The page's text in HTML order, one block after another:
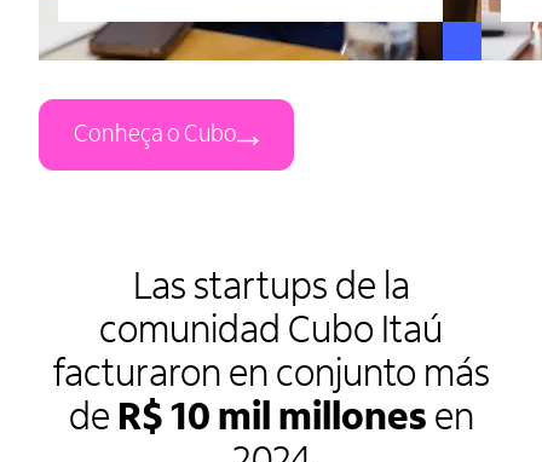
Conheça o Cubo
Las startups de la
comunidad Cubo Itaú
facturaron en conjunto más
de R$ 10 mil millones en